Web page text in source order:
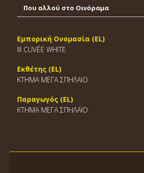
Που αλλού στο Οινόραμα
Εμπορική Ονομασία (EL)
ΙΙΙ CUVÉE WHITE
Εκθέτης (EL)
ΚΤΗΜΑ ΜΕΓΑ ΣΠΗΛΑΙΟ
Παραγωγός (EL)
ΚΤΗΜΑ ΜΕΓΑ ΣΠΗΛΑΙΟ